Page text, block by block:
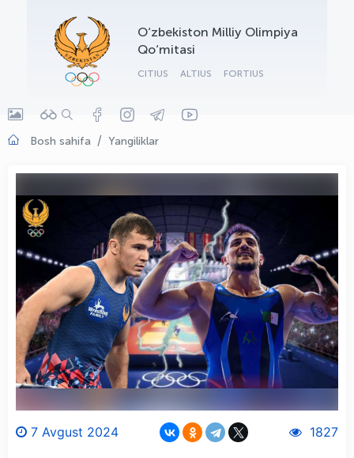
O‘zbekiston Milliy Olimpiya
Qo‘mitasi
CITIUS ALTIUS FORTIUS
Bosh sahifa Yangiliklar
7 Avgust 2024 1827
OLYMPCHIK AI - yordamchi
Onlayn · olympic.uz